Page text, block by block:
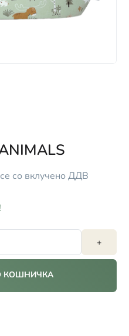
со вклучено ДДВ
+
КОШНИЧКА